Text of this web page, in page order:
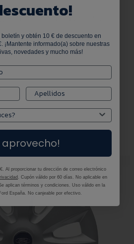
tu vehículo
• Embellecedor de rueda 16".
y obtén 10 € de descuento en
¡Mantente informado(a) sobre nuestras
novedades y mucho más!
aprovecho!
Al proporcionar tu dirección de correo electrónico
. Cupón válido por 60 días. No aplicable en
aplican términos y condiciones. Uso válido en la
España. No canjeable por efectivo.